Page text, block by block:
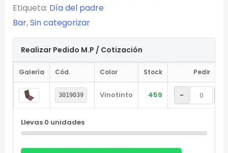
Etiqueta: Día del padre
Bar,Sin categorizar
Realizar Pedido M.P / Cotización
Galería Cód. Color Stock Pedir
3019039 Vinotinto 459 -
Llevas 0 unidades